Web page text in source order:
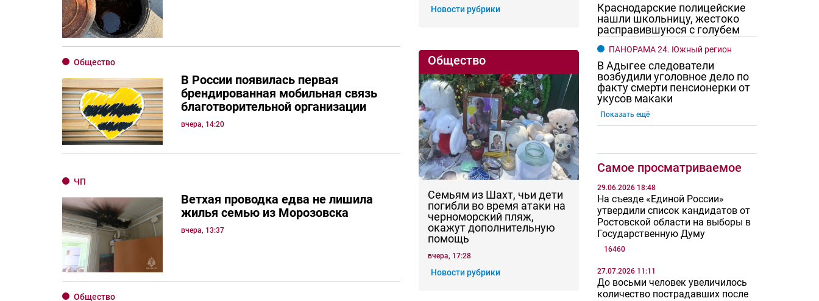
Общество
В России появилась первая
брендированная мобильная связь
благотворительной организации
вчера, 14:20
ЧП
Ветхая проводка едва не лишила
жилья семью из Морозовска
вчера, 13:37
Общество
Новости рубрики
Общество
Семьям из Шахт, чьи дети
погибли во время атаки на
черноморский пляж,
окажут дополнительную
помощь
вчера, 17:28
Новости рубрики
Краснодарские полицейские
нашли школьницу, жестоко
расправившуюся с голубем
ПАНОРАМА 24. Южный регион
В Адыгее следователи
возбудили уголовное дело по
факту смерти пенсионерки от
укусов макаки
Показать ещё
Самое просматриваемое
29.06.2026 18:48
На съезде «Единой России»
утвердили список кандидатов от
Ростовской области на выборы в
Государственную Думу
16460
27.07.2026 11:11
До восьми человек увеличилось
количество пострадавших после